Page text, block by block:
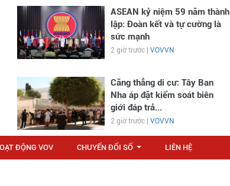
ASEAN kỷ niệm 59 năm thành
lập: Đoàn kết và tự cường là
sức mạnh
2 giờ trước | VOVVN
Căng thẳng di cư: Tây Ban
Nha áp đặt kiểm soát biên
giới đáp trả...
2 giờ trước | VOVVN
ĐỘNG VOV CHUYỂN ĐỔI SỐ LIÊN HỆ